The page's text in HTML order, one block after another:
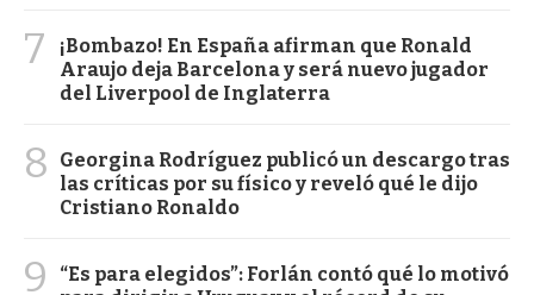
7
¡Bombazo! En España afirman que Ronald
Araujo deja Barcelona y será nuevo jugador
del Liverpool de Inglaterra
8
Georgina Rodríguez publicó un descargo tras
las críticas por su físico y reveló qué le dijo
Cristiano Ronaldo
9
“Es para elegidos”: Forlán contó qué lo motivó